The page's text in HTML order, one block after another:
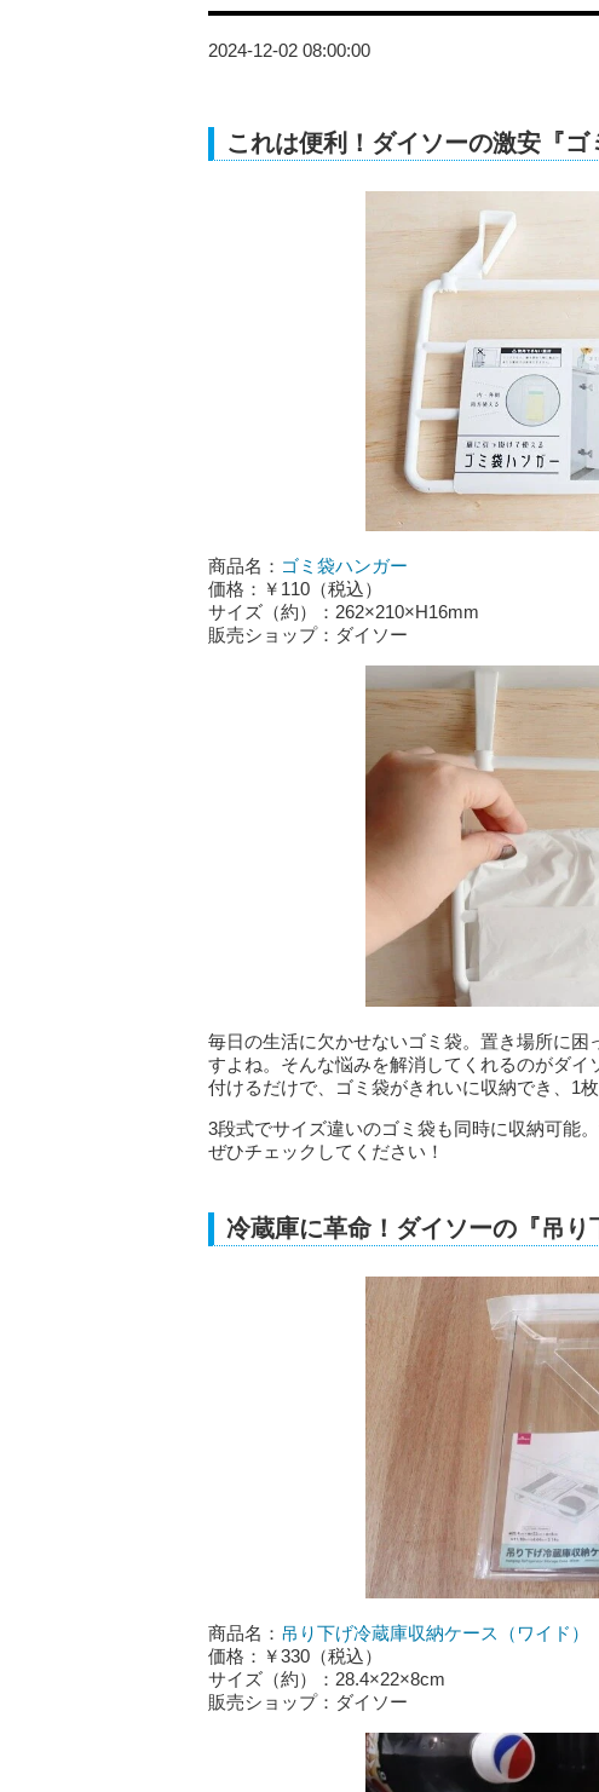
2024-12-02 08:00:00
これは便利！ダイソーの激安『ゴ
商品名： ゴミ袋ハンガー
価格：￥110（税込）
サイズ（約）：262×210×H16mm
販売ショップ：ダイソー
毎日の生活に欠かせないゴミ袋。置き場所に
すよね。そんな悩みを解消してくれるのがダ
付けるだけで、ゴミ袋がきれいに収納でき、1
3段式でサイズ違いのゴミ袋も同時に収納可能
ぜひチェックしてください！
冷蔵庫に革命！ダイソーの『吊り
商品名： 吊り下げ冷蔵庫収納ケース（ワイド）
価格：￥330（税込）
サイズ（約）：28.4×22×8cm
販売ショップ：ダイソー